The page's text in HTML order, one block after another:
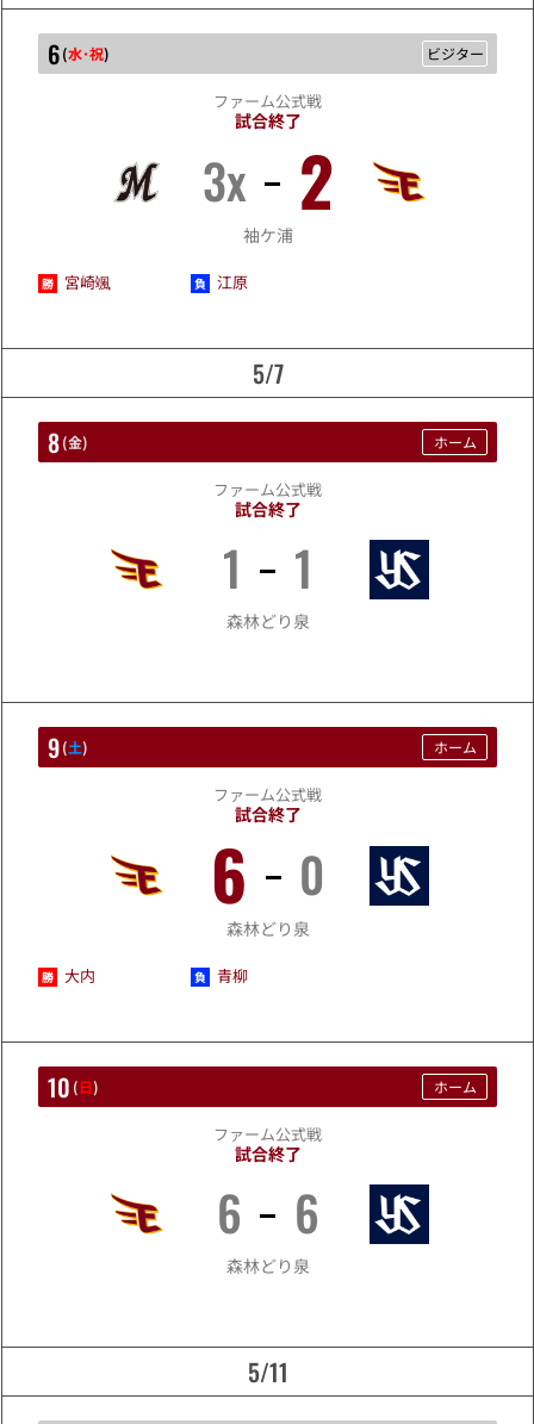
5/6
6(水･祝) ビジター
ファーム公式戦
試合終了
3x 2
袖ケ浦
宮崎颯 江原
5/7
8(金) ホーム
ファーム公式戦
試合終了
1 1
森林どり泉
5/9
9(土) ホーム
ファーム公式戦
試合終了
6 0
森林どり泉
大内 青柳
10 (日) ホーム
ファーム公式戦
試合終了
6 6
森林どり泉
5/11